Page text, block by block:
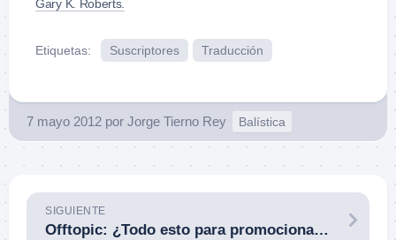
Gary K. Roberts.
Etiquetas: Suscriptores Traducción
7 mayo 2012 por Jorge Tierno Rey Balística
SIGUIENTE
Offtopic: ¿Todo esto para promocionar un videojuego? ¡Impresionante!